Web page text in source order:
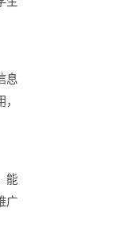
，能够培养出
型电商集团中
背景的留学生
京东对于信息